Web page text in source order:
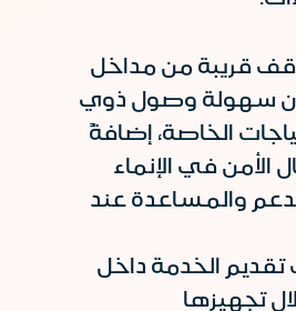
قريبة من مداخل
سهولة وصول ذوي
الخاصة، إضافةً
الأمن في الإنماء
والمساعدة عند
الخدمة داخل
تجهيزها